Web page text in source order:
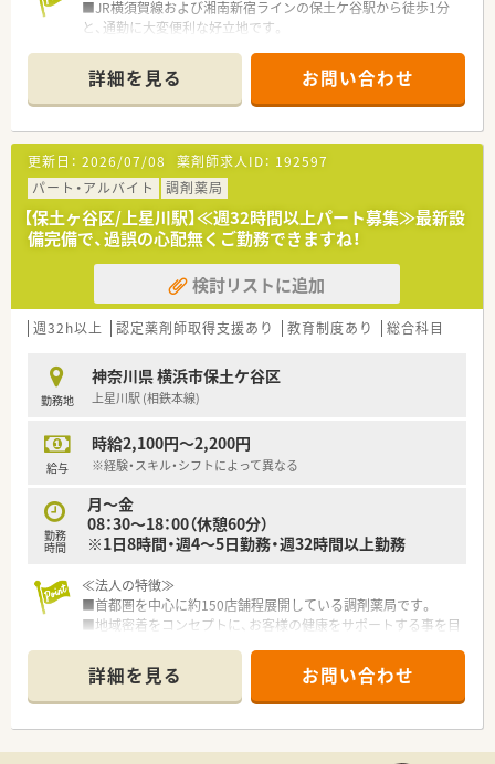
■JR横須賀線および湘南新宿ラインの保土ケ谷駅から徒歩1分
と、通勤に大変便利な好立地です。
から多科目の処方箋を応需しています。
■1日の処方箋応需枚数は150枚から200枚程度ですが、薬剤師4
名体制で協力して対応しています。
【募集背景と求める人物像について】
■欠員補充および体制強化のため、即戦力として活躍できる正社
員の薬剤師を募集しています。
■調剤経験をお持ちの方で、患者様への接遇意識が高く、柔軟な
対応ができる方を求めています。
■医療をサービスとして捉え、地域医療への貢献に対して意欲的
に取り組める方を歓迎しています。
【求人情報について】
■正社員としての採用で、年収は経験やスキルを考慮して500万
■年間休日は123日確保されており、完全週休2日制でしっかり
と体を休めながら働くことができます。
■残業代は1分単位で支給される仕組みが整っており、サービス
詳細を見る お問い合わせ
更新日： 2026/07/08 薬剤師求人ID： 192597
パート・アルバイト
調剤薬局
【保土ヶ谷区/上星川駅】≪週32時間以上パート募集≫最新設
備完備で、過誤の心配無くご勤務できますね！
検討リストに追加
週32h以上 認定薬剤師取得支援あり 教育制度あり 総合科目
勤務地
神奈川県 横浜市保土ケ谷区
上星川駅 (相鉄本線)
給与
時給2,100円～2,200円
※経験・スキル・シフトによって異なる
勤務
時間
月～金
08：30～18：00（休憩60分）
※1日8時間・週4～5日勤務・週32時間以上勤務
≪法人の特徴≫
■首都圏を中心に約150店舗程展開している調剤薬局です。
■地域密着をコンセプトに、お客様の健康をサポートする事を目
■薬局内のIT化推進による業務の効率化を図っています
■チェーン企業のため安定性は抜群、福利厚生の充実さが魅力の
一つですね
詳細を見る お問い合わせ